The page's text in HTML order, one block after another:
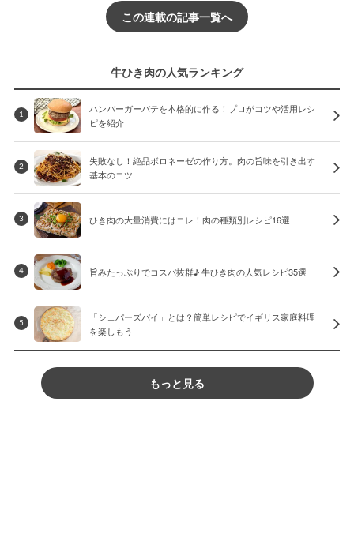
この連載の記事一覧へ
牛ひき肉の人気ランキング
1
ハンバーガーパテを本格的に作る！プロがコツや活用レシ
ピを紹介
2
失敗なし！絶品ボロネーゼの作り方。肉の旨味を引き出す
基本のコツ
3 ひき肉の大量消費にはコレ！肉の種類別レシピ16選
4 旨みたっぷりでコスパ抜群♪ 牛ひき肉の人気レシピ35選
5
「シェパーズパイ」とは？簡単レシピでイギリス家庭料理
を楽しもう
もっと見る